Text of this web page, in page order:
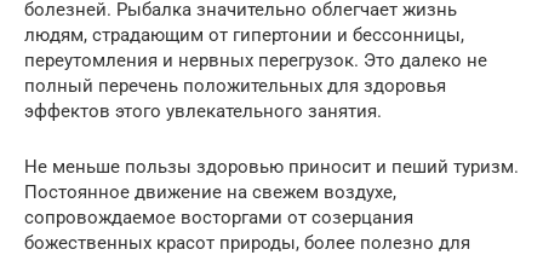
болезней. Рыбалка значительно облегчает жизнь
людям, страдающим от гипертонии и бессонницы,
переутомления и нервных перегрузок. Это далеко не
полный перечень положительных для здоровья
эффектов этого увлекательного занятия.
Не меньше пользы здоровью приносит и пеший туризм.
Постоянное движение на свежем воздухе,
сопровождаемое восторгами от созерцания
божественных красот природы, более полезно для